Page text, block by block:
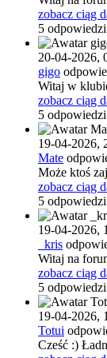
zobacz ciąg
5
20-04-2026,
gigo
Witaj w
zobacz ciąg
5
19-04-2026,
Mate
Może ktoś
zobacz ciąg
5
19-04-2026,
_kris
Witaj na
zobacz ciąg
5
19-04-2026,
Totui
Cześć :)